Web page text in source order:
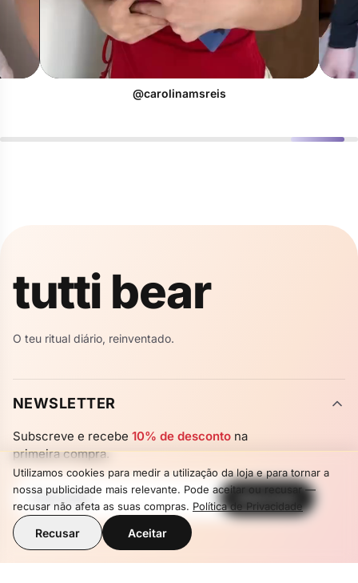
@carolinamsreis
tutti bear
O teu ritual diário, reinventado.
NEWSLETTER
Subscreve e recebe 10% de desconto na
primeira compra.
Newsletter
Subscrever
Utilizamos cookies para medir a utilização da loja e para tornar a
nossa publicidade mais relevante. Pode aceitar ou recusar —
recusar não afeta as suas compras. Política de Privacidade
Recusar Aceitar